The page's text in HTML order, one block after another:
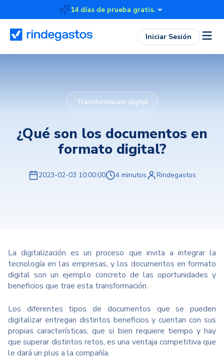
14 días de prueba gratis.
Iniciar Sesión
Transformación digital
¿Qué son los documentos en
formato digital?
2023-02-03 10:00:00 4 minutos Rindegastos
La digitalización es un proceso que invita a integrar la
tecnología en las empresas, y los documentos en formato
digital son un ejemplo concreto de las oportunidades y
beneficios que trae esta transformación.
Los diferentes tipos de documentos que se pueden
digitalizar entregan distintos beneficios y cuentan con sus
propias características, que si bien requiere tiempo y hay
que superar distintos retos, es una ventaja competitiva que
le dará un plus a la compañía.